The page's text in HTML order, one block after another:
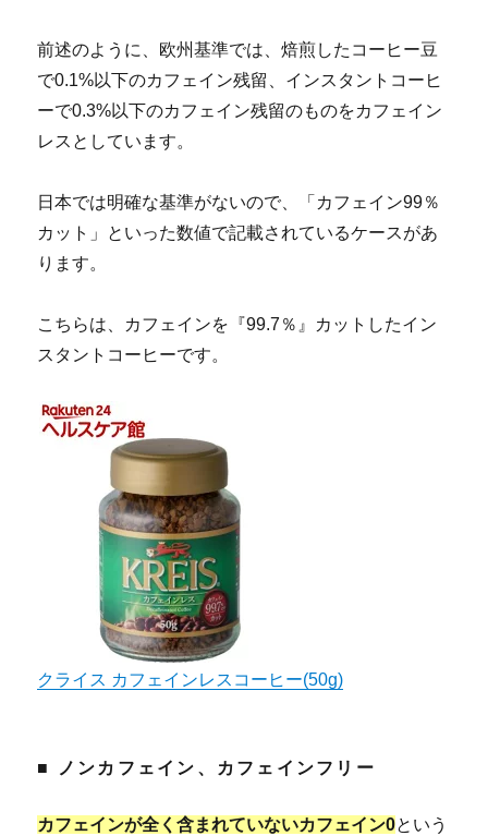
前述のように、欧州基準では、焙煎したコーヒー豆
で0.1%以下のカフェイン残留、インスタントコーヒ
ーで0.3%以下のカフェイン残留のものをカフェイン
レスとしています。
日本では明確な基準がないので、「カフェイン99％
カット」といった数値で記載されているケースがあ
ります。
こちらは、カフェインを『99.7％』カットしたイン
スタントコーヒーです。
クライス カフェインレスコーヒー(50g)
■ ノンカフェイン、カフェインフリー
カフェインが全く含まれていないカフェイン0という